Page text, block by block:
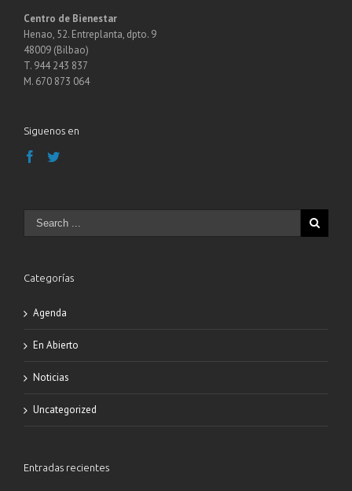
Centro de Bienestar
Henao, 52. Entreplanta, dpto. 9
48009 (Bilbao)
T. 944 243 837
M. 670 873 064
Siguenos en
Categorías
Agenda
En Abierto
Noticias
Uncategorized
Entradas recientes